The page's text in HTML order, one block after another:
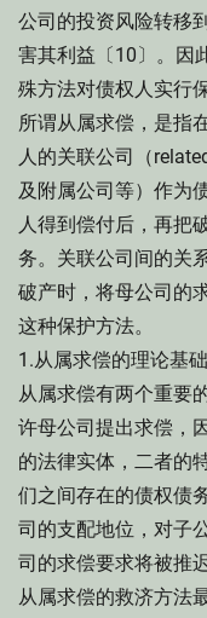
公司的投资风险转移
害其利益〔10〕。因
殊方法对债权人实行保
所谓从属求偿，是指
人的关联公司（
及附属公司等）作为
人得到偿付后，再把
务。关联公司间的关
破产时，将母公司的
这种保护方法。
1.从属求偿的理论基础
从属求偿有两个重要
许母公司提出求偿，
的法律实体，二者的
们之间存在的债权债
司的支配地位，对子
司的求偿要求将被推
从属求偿的救济方法